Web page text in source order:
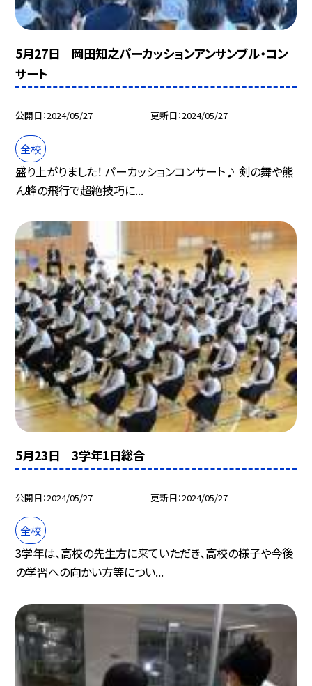
5月27日 岡田知之パーカッションアンサンブル・コン
サート
公開日 2024/05/27 更新日 2024/05/27
全校
盛り上がりました！ パーカッションコンサート♪ 剣の舞や熊
ん蜂の飛行で超絶技巧に...
5月23日 3学年1日総合
公開日 2024/05/27 更新日 2024/05/27
全校
3学年は、高校の先生方に来ていただき、高校の様子や今後
の学習への向かい方等につい...